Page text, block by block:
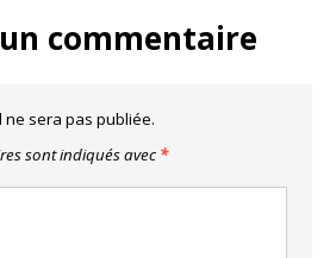
commentaire
sera pas publiée.
sont indiqués avec *